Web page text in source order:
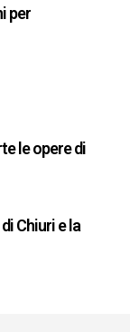
per
le opere di
Chiuri e la